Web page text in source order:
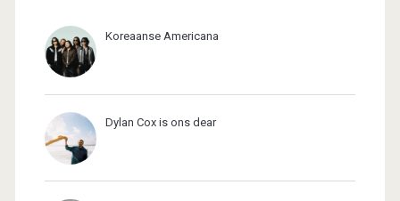
Koreaanse Americana
Dylan Cox is ons dear